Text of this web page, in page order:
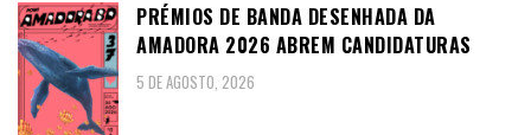
PRÉMIOS DE BANDA DESENHADA DA
AMADORA 2026 ABREM CANDIDATURAS
5 DE AGOSTO, 2026